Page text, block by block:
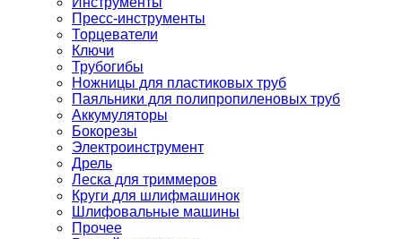
Пресс-инструменты
Торцеватели
Ключи
Трубогибы
Ножницы для пластиковых труб
Паяльники для полипропиленовых труб
Аккумуляторы
Бокорезы
Электроинструмент
Дрель
Леска для триммеров
Круги для шлифмашинок
Шлифовальные машины
Прочее